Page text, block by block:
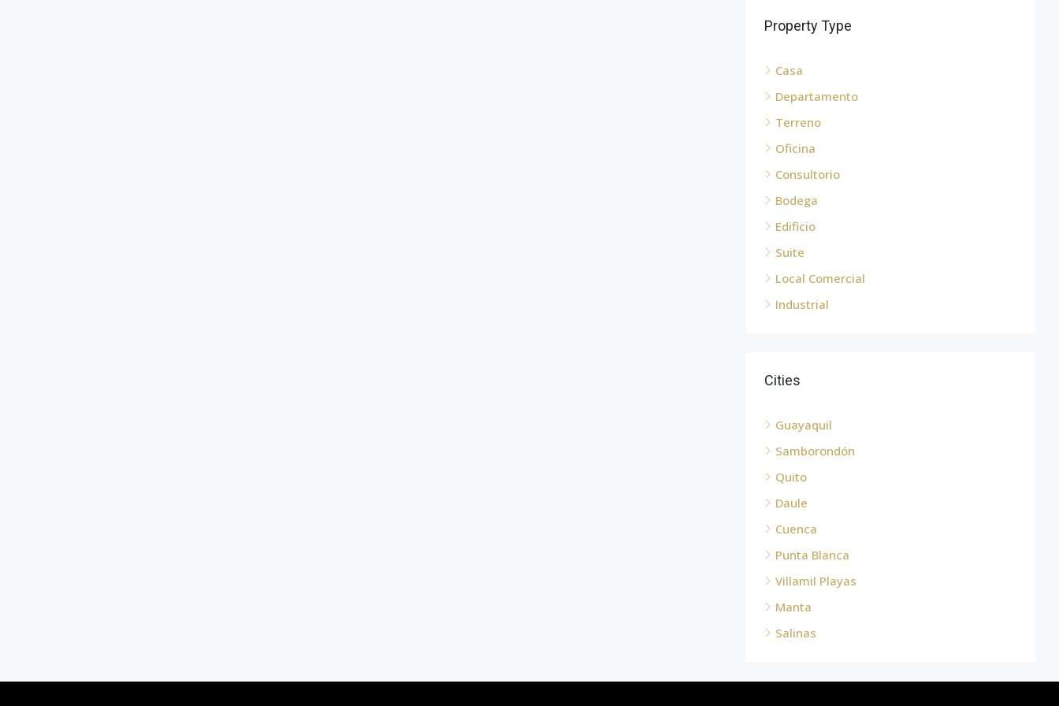
Property Type
Casa
Departamento
Terreno
Oficina
Consultorio
Bodega
Edificio
Suite
Local Comercial
Industrial
Cities
Guayaquil
Samborondón
Quito
Daule
Cuenca
Punta Blanca
Villamil Playas
Manta
Salinas